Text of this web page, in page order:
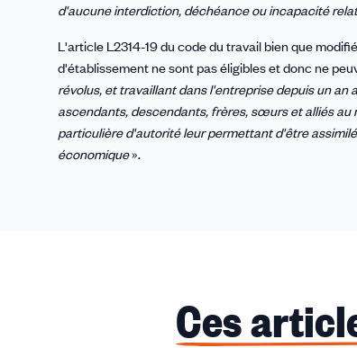
d'aucune interdiction, déchéance ou incapacité
L'article L2314-19 du code du travail bien que
d'établissement ne sont pas éligibles et donc ne
révolus, et travaillant dans l'entreprise depuis un
ascendants, descendants, frères, sœurs et alliés au
particulière d'autorité leur permettant d'être
économique».
Ces